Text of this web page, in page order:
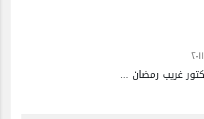
غريب رمضان ...